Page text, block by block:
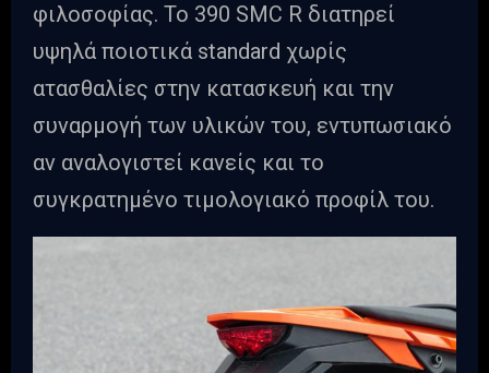
φιλοσοφίας. Το 390 SMC R διατηρεί
υψηλά ποιοτικά standard χωρίς
ατασθαλίες στην κατασκευή και την
συναρμογή των υλικών του, εντυπωσιακό
αν αναλογιστεί κανείς και το
συγκρατημένο τιμολογιακό προφίλ του.